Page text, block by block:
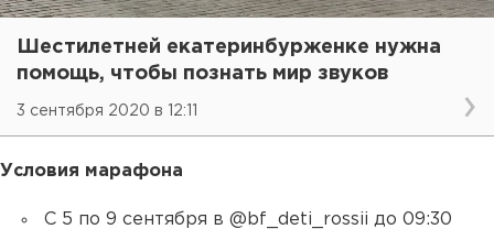
Шестилетней екатеринбурженке нужна
помощь, чтобы познать мир звуков
3 сентября 2020 в 12:11
Условия марафона
С 5 по 9 сентября в @bf_deti_rossii до 09:30